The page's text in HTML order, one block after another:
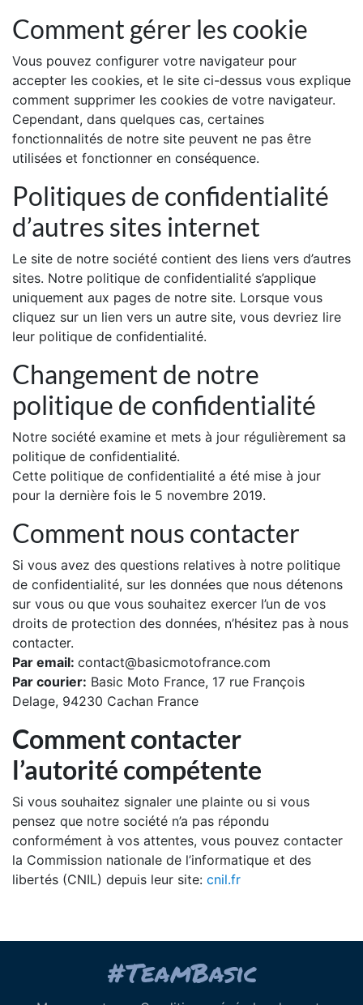
Comment gérer les cookie
Vous pouvez configurer votre navigateur pour
accepter les cookies, et le site ci-dessus vous explique
comment supprimer les cookies de votre navigateur.
Cependant, dans quelques cas, certaines
fonctionnalités de notre site peuvent ne pas être
utilisées et fonctionner en conséquence.
Politiques de confidentialité
d’autres sites internet
Le site de notre société contient des liens vers d’autres
sites. Notre politique de confidentialité s’applique
uniquement aux pages de notre site. Lorsque vous
cliquez sur un lien vers un autre site, vous devriez lire
leur politique de confidentialité.
Changement de notre
politique de confidentialité
Notre société examine et mets à jour régulièrement sa
politique de confidentialité.
Cette politique de confidentialité a été mise à jour
pour la dernière fois le 5 novembre 2019.
Comment nous contacter
Si vous avez des questions relatives à notre politique
de confidentialité, sur les données que nous détenons
sur vous ou que vous souhaitez exercer l’un de vos
droits de protection des données, n’hésitez pas à nous
contacter.
Par email: contact@basicmotofrance.com
Par courier: Basic Moto France, 17 rue François
Delage, 94230 Cachan France
Comment contacter
l’autorité compétente
Si vous souhaitez signaler une plainte ou si vous
pensez que notre société n’a pas répondu
conformément à vos attentes, vous pouvez contacter
la Commission nationale de l’informatique et des
libertés (CNIL) depuis leur site: cnil.fr